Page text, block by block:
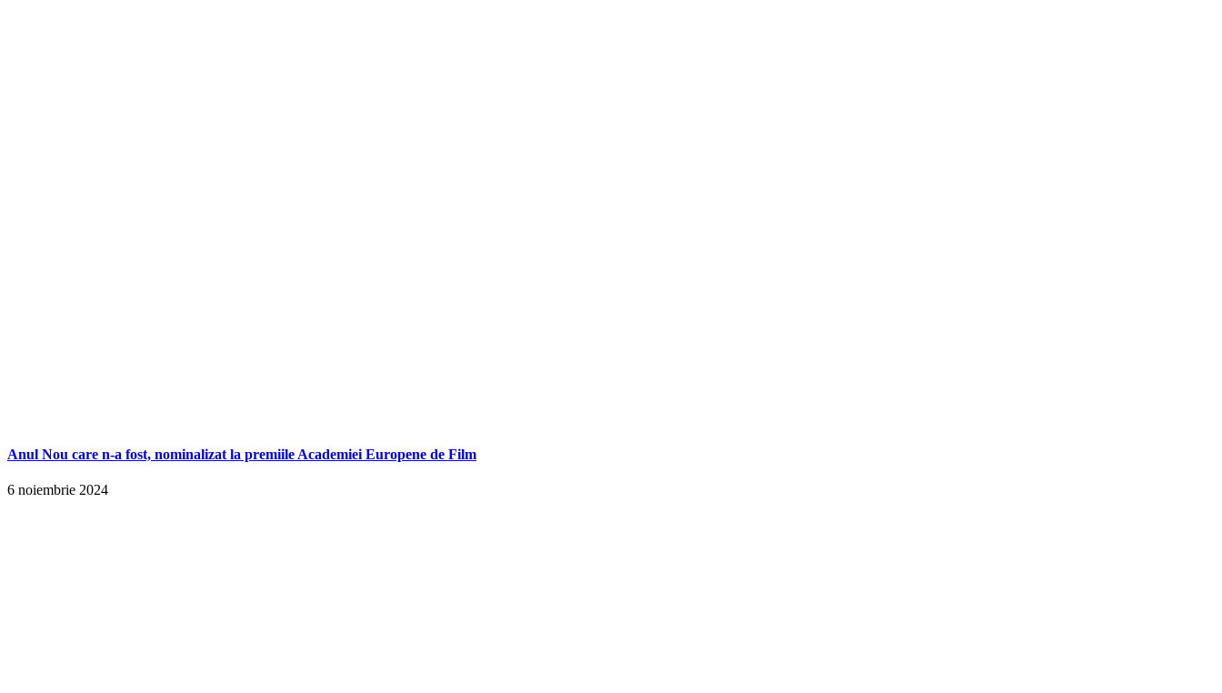
Anul Nou care n-a fost, nominalizat la premiile Academiei Europene de Film
6 noiembrie 2024